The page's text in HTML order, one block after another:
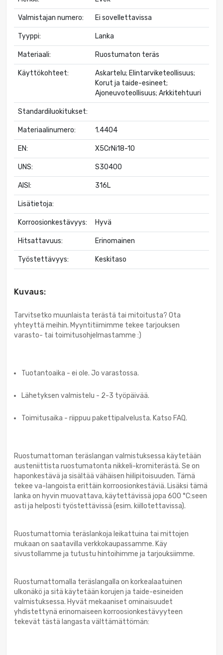
Valmistajan numero: Ei sovellettavissa
Tyyppi: Lanka
Materiaali: Ruostumaton teräs
Käyttökohteet:
Askartelu; Elintarviketeollisuus;
Korut ja taide-esineet;
Ajoneuvoteollisuus; Arkkitehtuuri
Standardiluokitukset:
Materiaalinumero: 1.4404
EN: X5CrNi18-10
UNS: S30400
AISI: 316L
Lisätietoja:
Korroosionkestävyys: Hyvä
Hitsattavuus: Erinomainen
Työstettävyys: Keskitaso
Kuvaus:
Tarvitsetko muunlaista terästä tai mitoitusta? Ota
yhteyttä meihin. Myyntitiimimme tekee tarjouksen
varasto- tai toimitusohjelmastamme :)
Tuotantoaika - ei ole. Jo varastossa.
Lähetyksen valmistelu - 2-3 työpäivää.
Toimitusaika - riippuu pakettipalvelusta. Katso FAQ.
Ruostumattoman teräslangan valmistuksessa käytetään
austeniittista ruostumatonta nikkeli-kromiterästä. Se on
haponkestävä ja sisältää vähäisen hiilipitoisuuden. Tämä
tekee va-langoista erittäin korroosionkestäviä. Lisäksi tämä
lanka on hyvin muovattava, käytettävissä jopa 600 °C:seen
asti ja helposti työstettävissä (esim. kiillotettavissa).
Ruostumattomia teräslankoja leikattuina tai mittojen
mukaan on saatavilla verkkokaupassamme. Käy
sivustollamme ja tutustu hintoihimme ja tarjouksiimme.
Ruostumattomalla teräslangalla on korkealaatuinen
ulkonäkö ja sitä käytetään korujen ja taide-esineiden
valmistuksessa. Hyvät mekaaniset ominaisuudet
yhdistettynä erinomaiseen korroosionkestävyyteen
tekevät tästä langasta välttämättömän: